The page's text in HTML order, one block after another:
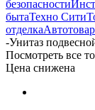
безопасности
бытаТехно Сити
отделка
-Унитаз
Посмотреть все
Цена снижена